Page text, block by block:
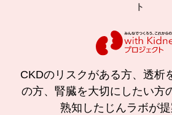
CKDのリスクがある方、透析
の方、腎臓を大切にしたい方
熟知したじんラボが提